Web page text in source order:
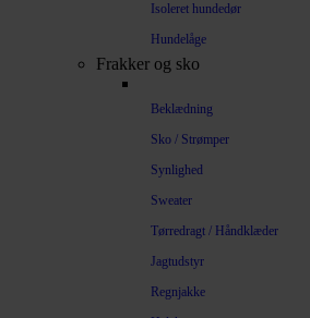
Isoleret hundedør
Hundelåge
Frakker og sko
Beklædning
Sko / Strømper
Synlighed
Sweater
Tørredragt / Håndklæder
Jagtudstyr
Regnjakke